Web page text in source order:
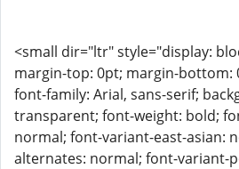
<small dir="ltr" style="display:
margin-top: 0pt; margin-bottom:
font-family: Arial, sans-serif;
transparent; font-weight: bold;
normal; font-variant-east-asian:
alternates: normal; font-variant-